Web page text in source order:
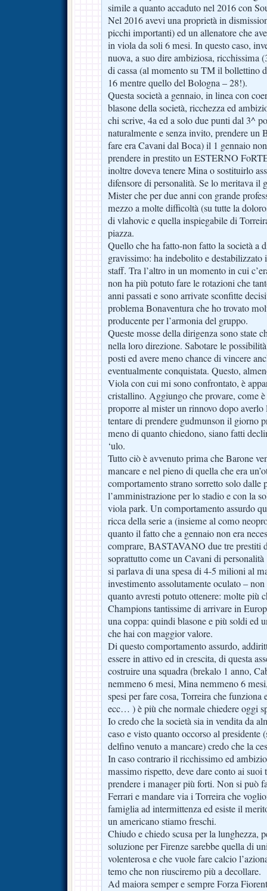
simile a quanto accaduto nel 2016 con
Nel 2016 avevi una proprietà in
picchi importanti) ed un allenatore che
in viola da soli 6 mesi. In questo caso,
nuova, a suo dire ambiziosa, ricchissima
di cassa (al momento su TM il bollettino
16 mentre quello del Bologna – 28!).
Questa società a gennaio, in linea con
blasone della società, ricchezza ed
chi scrive, 4a ed a solo due punti dal 3^
naturalmente e senza invito, prendere un
fare era Cavani dal Boca) il 1 gennaio
prendere in prestito un ESTERNO
inoltre doveva tenere Mina o sostituirlo
difensore di personalità. Se lo meritava il
Mister che per due anni con grande
mezzo a molte difficoltà (su tutte la
di vlahovic e quella inspiegabile di
piazza.
Quello che ha fatto-non fatto la società a
gravissimo: ha indebolito e
staff. Tra l’altro in un momento in cui
non ha più potuto fare le rotazioni che
anni passati e sono arrivate sconfitte
problema Bonaventura che ho trovato
producente per l’armonia del gruppo.
Queste mosse della dirigenza sono state
nella loro direzione. Sabotare le
posti ed avere meno chance di vincere
eventualmente conquistata. Questo,
Viola con cui mi sono confrontato, è
cristallino. Aggiungo che provare, come
proporre al mister un rinnovo dopo
tentare di prendere gudmunson il giorno
meno di quanto chiedono, siano fatti
‘ulo.
Tutto ciò è avvenuto prima che Barone
mancare e nel pieno di quella che era
comportamento strano sorretto solo dalle
l’amministrazione per lo stadio e con la
viola park. Un comportamento assurdo
ricca della serie a (insieme al como
quanto il fatto che a gennaio non era
comprare, BASTAVANO due tre prestiti
soprattutto come un Cavani di
si parlava di una spesa di 4-5 milioni al
investimento assolutamente oculato –
quanto avresti potuto ottenere: molte più
Champions tantissime di arrivare in
una coppa: quindi blasone e più soldi ed
che hai con maggior valore.
Di questo comportamento assurdo,
essere in attivo ed in crescita, di questa
costruire una squadra (brekalo 1 anno,
nemmeno 6 mesi, Mina nemmeno 6
spesi per fare cosa, Torreira che
ecc… ) è più che normale chiedere oggi
Io credo che la società sia in vendita da
caso e visto quanto occorso al
delfino venuto a mancare) credo che la
In caso contrario il ricchissimo ed
massimo rispetto, deve dare conto ai
prendere i manager più forti. Non si può
Ferrari e mandare via i Torreira che
famiglia ad intermittenza ed esiste il
un americano stiamo freschi.
Chiudo e chiedo scusa per la lunghezza,
soluzione per Firenze sarebbe quella di
volenterosa e che vuole fare calcio
temo che non riusciremo più a decollare.
Ad maiora semper e sempre Forza